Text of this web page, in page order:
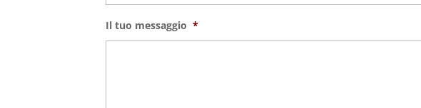
Il tuo messaggio *